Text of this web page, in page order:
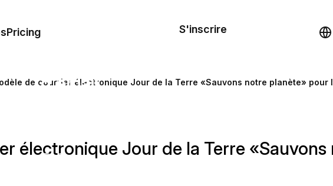
Pricing
d'email
Pricing
S'inscrire
de courrier électronique Jour de la Terre «Sauvons notre planète» pour
électronique Jour de la Terre